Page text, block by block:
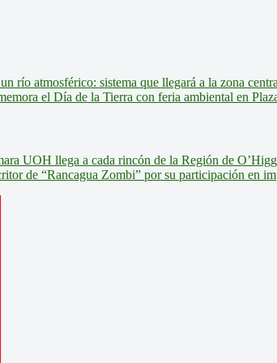
río atmosférico: sistema que llegará a la zona
el Día de la Tierra con feria ambiental en
UOH llega a cada rincón de la Región de
de “Rancagua Zombi” por su participación en